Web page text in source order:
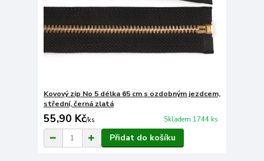
Kovový zip No 5 délka 65 cm s ozdobným jezdcem,
střední, černá zlatá
55,90 Kč/ks Skladem 1744 ks
Přidat do košíku